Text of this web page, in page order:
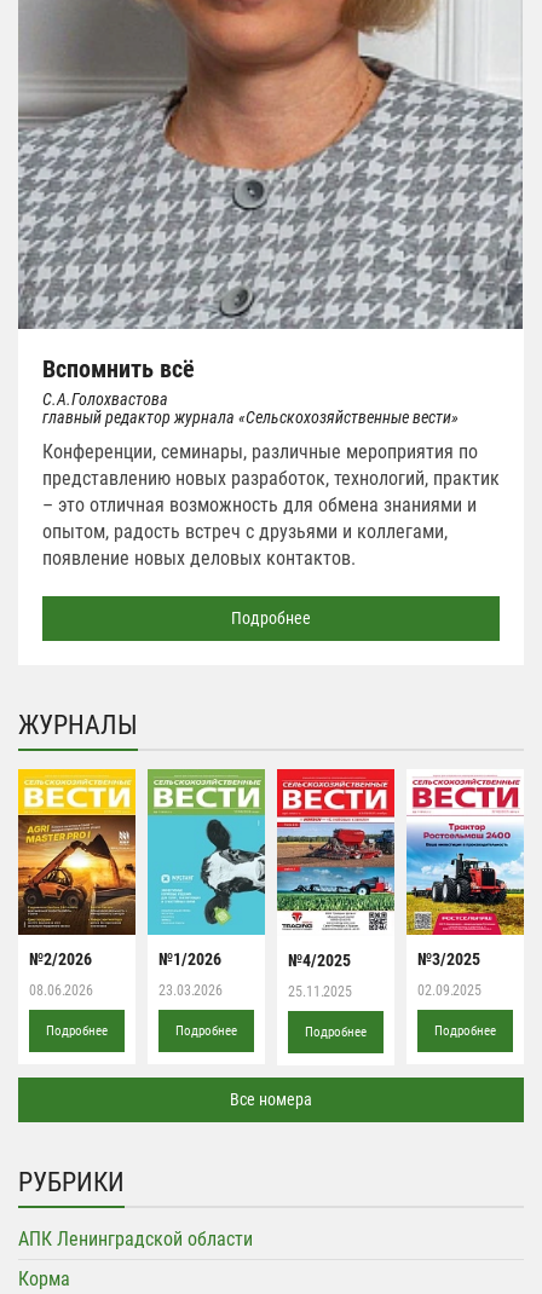
Вспомнить всё
С.А.Голохвастова
главный редактор журнала «Сельскохозяйственные вести»
Конференции, семинары, различные мероприятия по
представлению новых разработок, технологий, практик
– это отличная возможность для обмена знаниями и
опытом, радость встреч с друзьями и коллегами,
появление новых деловых контактов.
Подробнее
ЖУРНАЛЫ
№2/2026
08.06.2026
Подробнее
№1/2026
23.03.2026
Подробнее
№4/2025
25.11.2025
Подробнее
№3/2025
02.09.2025
Подробнее
Все номера
РУБРИКИ
АПК Ленинградской области
Корма